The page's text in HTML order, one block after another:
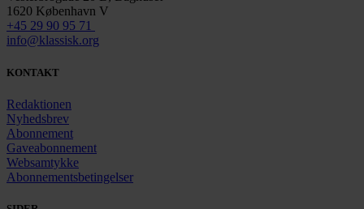
1620 København V
+45 29 90 95 71
info@klassisk.org
KONTAKT
Redaktionen
Nyhedsbrev
Abonnement
Gaveabonnement
Websamtykke
Abonnementsbetingelser